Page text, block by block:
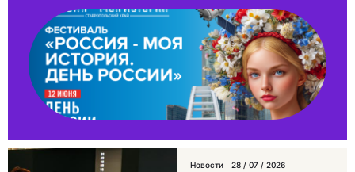
Новости 28 / 07 / 2026